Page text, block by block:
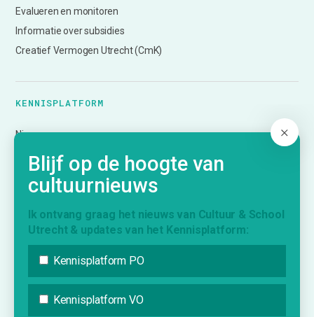
Evalueren en monitoren
Informatie over subsidies
Creatief Vermogen Utrecht (CmK)
KENNISPLATFORM
Nieuws
Agenda
Inspiratie
Vraag & Aanbod
Bijdrage indienen
Inschrijven nieuwsbrief
INFORMATIE
Blijf op de hoogte van
cultuurnieuws
Ik ontvang graag het nieuws van Cultuur & School
Utrecht & updates van het Kennisplatform:
Kennisplatform PO
Kennisplatform VO